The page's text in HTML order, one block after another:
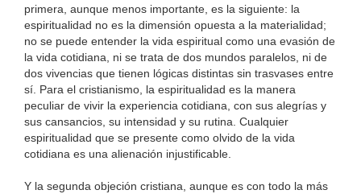
primera, aunque menos importante, es la siguiente: la
espiritualidad no es la dimensión opuesta a la materialidad;
no se puede entender la vida espiritual como una evasión de
la vida cotidiana, ni se trata de dos mundos paralelos, ni de
dos vivencias que tienen lógicas distintas sin trasvases entre
sí. Para el cristianismo, la espiritualidad es la manera
peculiar de vivir la experiencia cotidiana, con sus alegrías y
sus cansancios, su intensidad y su rutina. Cualquier
espiritualidad que se presente como olvido de la vida
cotidiana es una alienación injustificable.
Y la segunda objeción cristiana, aunque es con todo la más